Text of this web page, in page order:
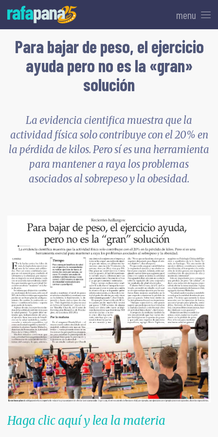
menu
Para bajar de peso, el ejercicio
ayuda pero no es la «gran»
solución
La evidencia cientifica muestra que la
actividad física solo contribuye con el 20% en
la pérdida de kilos. Pero sí es una herramienta
para mantener a raya los problemas
asociados al sobrepeso y la obesidad.
Haga clic aquí y lea la materia